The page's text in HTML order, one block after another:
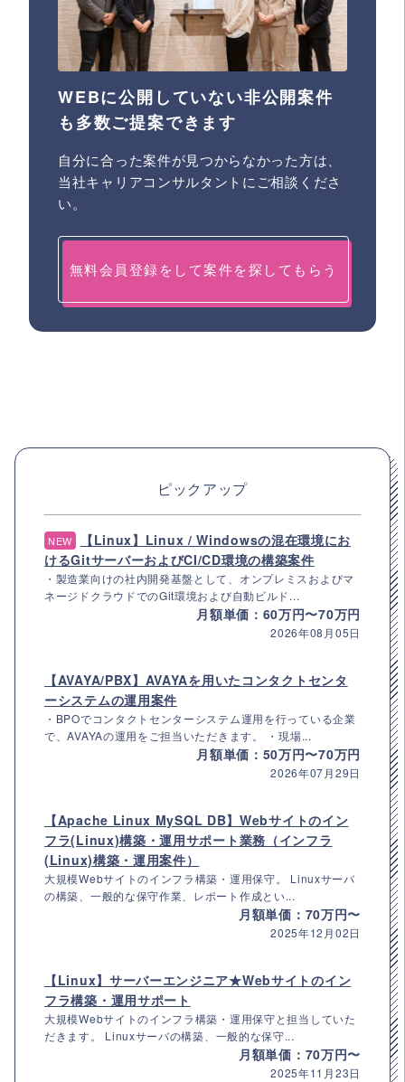
WEBに公開していない非公開案件
も多数ご提案できます
自分に合った案件が見つからなかった方は、
当社キャリアコンサルタントにご相談くださ
い。
無料会員登録をして案件を探してもらう
ピックアップ
NEW
【Linux】Linux / Windowsの混在環境にお
けるGitサーバーおよびCI/CD環境の構築案件
・製造業向けの社内開発基盤として、オンプレミスおよびマ
ネージドクラウドでのGit環境および自動ビルド...
月額単価：60万円〜70万円
2026年08月05日
【AVAYA/PBX】AVAYAを用いたコンタクトセンタ
ーシステムの運用案件
・BPOでコンタクトセンターシステム運用を行っている企業
で、AVAYAの運用をご担当いただきます。 ・現場...
月額単価：50万円〜70万円
2026年07月29日
【Apache Linux MySQL DB】Webサイトのイン
フラ(Linux)構築・運用サポート業務（インフラ
(Linux)構築・運用案件）
大規模Webサイトのインフラ構築・運用保守。 Linuxサーバ
の構築、一般的な保守作業、レポート作成とい...
月額単価：70万円〜
2025年12月02日
【Linux】サーバーエンジニア★Webサイトのイン
フラ構築・運用サポート
大規模Webサイトのインフラ構築・運用保守と担当していた
だきます。 Linuxサーバの構築、一般的な保守...
月額単価：70万円〜
2025年11月23日